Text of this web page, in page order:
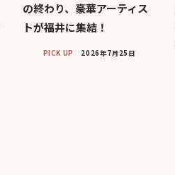
の終わり、豪華アーティス
トが福井に集結！
PICK UP 2026年7月25日